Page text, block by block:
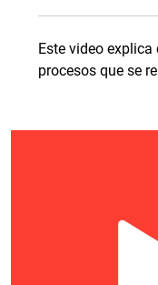
Este video
procesos que se